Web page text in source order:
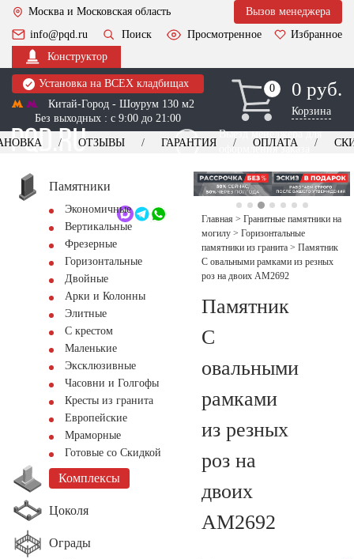
Москва и Московская область
Вызов менеджера
info@pqd.ru
Поиск Просмотренное
Избранное
Конструктор
Установка на ВСЕХ кладбищах
Китай-Город - Шоурум 130 м2
Без выходных : с 9:00 до 21:00
0
0 0 руб.
Корзина
Выезд менеджера для
оформления заказа
+7 (495) 518-44-23
Обратный звонок
ОТЗЫВЫ ГАРАНТИЯ ОПЛАТА
Памятники
Экономичные
Вертикальные
Фрезерные
Горизонтальные
Двойные
Арки и Колонны
Элитные
С крестом
Маленькие
Эксклюзивные
Часовни и Голгофы
Кресты из гранита
Европейские
Мраморные
Готовые со Скидкой
Комплексы
Цоколя
Ограды
Главная > Гранитные памятники на
могилу > Горизонтальные
памятники из гранита > Памятник
С овальными рамками из резных
роз на двоих AM2692
Памятник
С
овальными
рамками
из резных
роз на
двоих
AM2692